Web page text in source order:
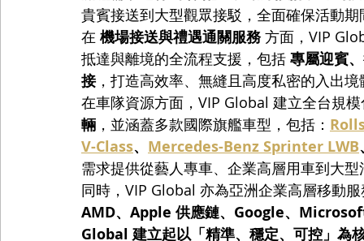
貴賓接送到大型觀眾接駁，全面確保活動
在 機場接送與禮遇通關服務 方面，VIP
抵達與離境的全流程支援，包括 專屬迎賓
接，打造高效率、無縫且高度私密的入出境
在車隊資源方面，VIP Global 建立全台規
輛 ，並涵蓋多款國際旗艦車型，包括：
V-Class、 Mercedes-Benz Sprinter LWB
需求提供從藝人專車、企業高層用車到大
同時，VIP Global 亦為亞洲企業高層移動
AMD、Apple 供應鏈、Google、
Global 建立起以「精準、穩定、可控」為